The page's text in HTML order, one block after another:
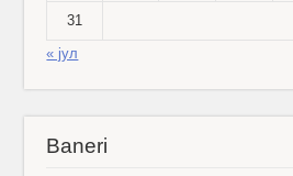
31
« јул
Baneri